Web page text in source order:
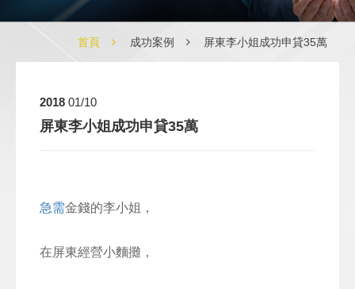
首頁 成功案例 屏東李小姐成功申貸35萬
2018 01/10
屏東李小姐成功申貸35萬
急需金錢的李小姐，
在屏東經營小麵攤，